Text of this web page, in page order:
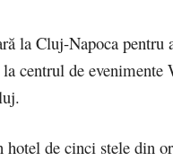
la Cluj-Napoca
centrul de
hotel de cinci stele din